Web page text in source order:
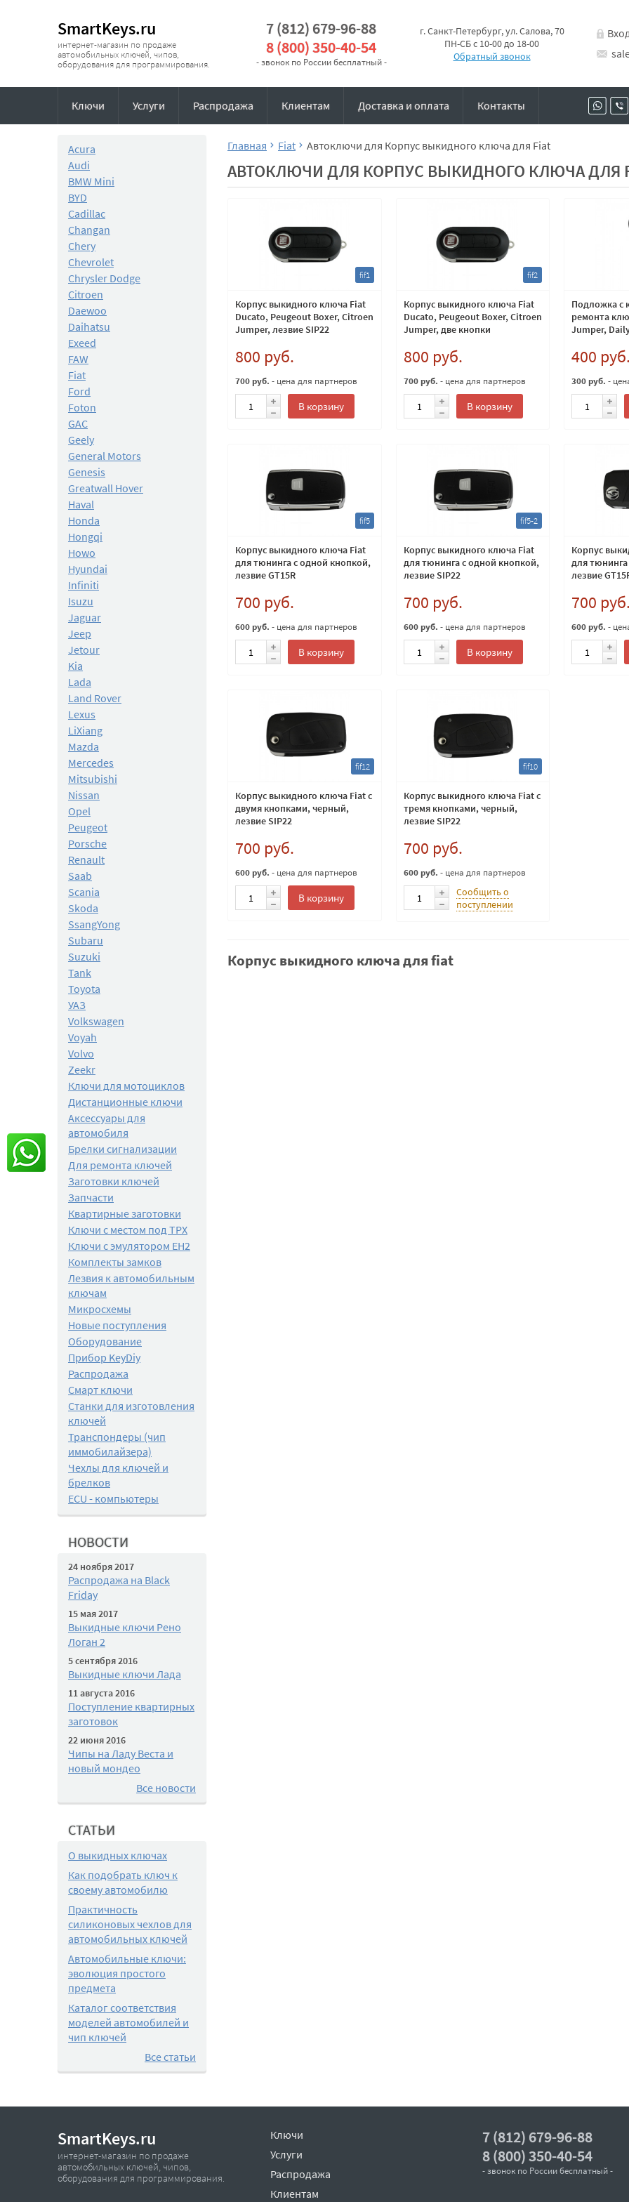
SmartKeys.ru
интернет-магазин по продаже
автомобильных ключей, чипов,
оборудования для программирования.
7 (812) 679-96-88
8 (800) 350-40-54
- звонок по России бесплатный -
г. Санкт-Петербург, ул. Салова, 70
ПН-СБ с 10-00 до 18-00
Обратный звонок
Ключи Услуги Распродажа Клиентам Доставка и оплата Контакты
Acura
Audi
BMW Mini
BYD
Cadillac
Changan
Chery
Chevrolet
Chrysler Dodge
Citroen
Daewoo
Daihatsu
Exeed
FAW
Fiat
Ford
Foton
GAC
Geely
General Motors
Genesis
Greatwall Hover
Haval
Honda
Hongqi
Howo
Hyundai
Infiniti
Isuzu
Jaguar
Jeep
Jetour
Kia
Lada
Land Rover
Lexus
LiXiang
Mazda
Mercedes
Mitsubishi
Nissan
Opel
Peugeot
Porsche
Renault
Saab
Scania
Skoda
SsangYong
Subaru
Suzuki
Tank
Toyota
УАЗ
Volkswagen
Voyah
Volvo
Zeekr
Ключи для мотоциклов
Дистанционные ключи
Аксессуары для
автомобиля
Брелки сигнализации
Для ремонта ключей
Заготовки ключей
Запчасти
Квартирные заготовки
Ключи с местом под TPX
Ключи с эмулятором EH2
Комплекты замков
Лезвия к автомобильным
ключам
Микросхемы
Новые поступления
Оборудование
Прибор KeyDiy
Распродажа
Смарт ключи
Станки для изготовления
ключей
Транспондеры (чип
иммобилайзера)
Чехлы для ключей и
брелков
ECU - компьютеры
НОВОСТИ
24 ноября 2017
Распродажа на Black
Friday
15 мая 2017
Выкидные ключи Рено
Логан 2
5 сентября 2016
Выкидные ключи Лада
11 августа 2016
Поступление квартирных
заготовок
22 июня 2016
Чипы на Ладу Веста и
новый мондео
Все новости
СТАТЬИ
О выкидных ключах
Как подобрать ключ к
своему автомобилю
Практичность
силиконовых чехлов для
автомобильных ключей
Автомобильные ключи:
эволюция простого
предмета
Каталог соответствия
моделей автомобилей и
чип ключей
Все статьи
Главная Fiat Автоключи для Корпус выкидного ключа для Fiat
АВТОКЛЮЧИ ДЛЯ КОРПУС ВЫКИДНОГО КЛЮЧА ДЛЯ
fif1
Корпус выкидного ключа Fiat
Ducato, Peugeout Boxer, Citroen
Jumper, лезвие SIP22
800 руб.
700 руб. - цена для партнеров
В корзину
fif2
Корпус выкидного ключа Fiat
Ducato, Peugeout Boxer, Citroen
Jumper, две кнопки
800 руб.
700 руб. - цена для партнеров
В корзину
Подложка с
ремонта
Jumper,
400 руб.
300 руб. -
fif5
Корпус выкидного ключа Fiat
для тюнинга с одной кнопкой,
лезвие GT15R
700 руб.
600 руб. - цена для партнеров
В корзину
fif5-2
Корпус выкидного ключа Fiat
для тюнинга с одной кнопкой,
лезвие SIP22
700 руб.
600 руб. - цена для партнеров
В корзину
Корпус
для
лезвие
700 руб.
600 руб. -
fif12
Корпус выкидного ключа Fiat с
двумя кнопками, черный,
лезвие SIP22
700 руб.
600 руб. - цена для партнеров
В корзину
fif10
Корпус выкидного ключа Fiat с
тремя кнопками, черный,
лезвие SIP22
700 руб.
600 руб. - цена для партнеров
Сообщить о
поступлении
Корпус выкидного ключа для fiat
SmartKeys.ru
интернет-магазин по продаже
автомобильных ключей, чипов,
оборудования для программирования.
Ключи
Услуги
Распродажа
Клиентам
7 (812) 679-96-88
8 (800) 350-40-54
- звонок по России бесплатный -